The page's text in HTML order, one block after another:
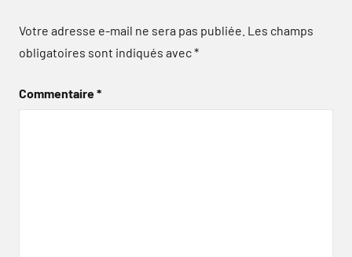
Votre adresse e-mail ne sera pas publiée. Les champs
obligatoires sont indiqués avec*
Commentaire*